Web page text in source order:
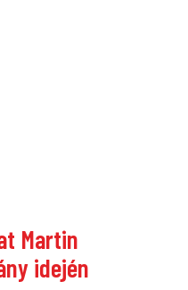
Martin
idején